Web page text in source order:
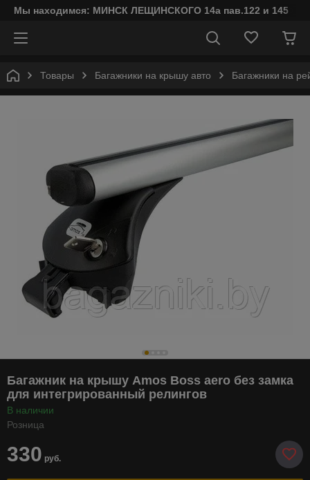
Мы находимся: МИНСК ЛЕЩИНСКОГО 14а пав.122 и 145
Товары Багажники на крышу авто Багажники на
Багажник на крышу Amos Boss aero без замка
для интегрированный релингов
В наличии
Розница
330 руб.